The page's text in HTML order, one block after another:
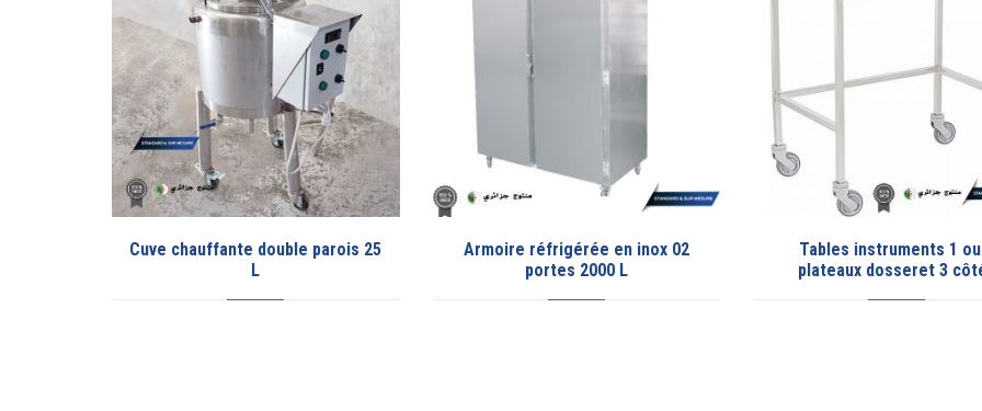
Armoire réfrigérée en inox 02
portes 2000 L
Tables instruments 1 ou 2
plateaux dosseret 3 côtés
Armoire réfrigérée en
portes 1400 L